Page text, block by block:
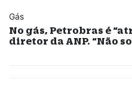
Gás
No gás, Petrobras é
diretor da ANP. “Não